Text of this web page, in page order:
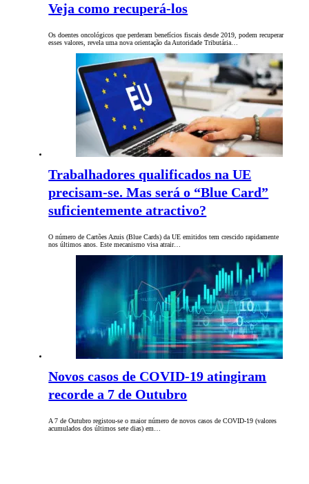
Veja como recuperá-los
Os doentes oncológicos que perderam benefícios fiscais desde 2019, podem recuperar
esses valores, revela uma nova orientação da Autoridade Tributária…
Trabalhadores qualificados na UE
precisam-se. Mas será o “Blue Card”
suficientemente atractivo?
O número de Cartões Azuis (Blue Cards) da UE emitidos tem crescido rapidamente
nos últimos anos. Este mecanismo visa atrair…
Novos casos de COVID-19 atingiram
recorde a 7 de Outubro
A 7 de Outubro registou-se o maior número de novos casos de COVID-19 (valores
acumulados dos últimos sete dias) em…